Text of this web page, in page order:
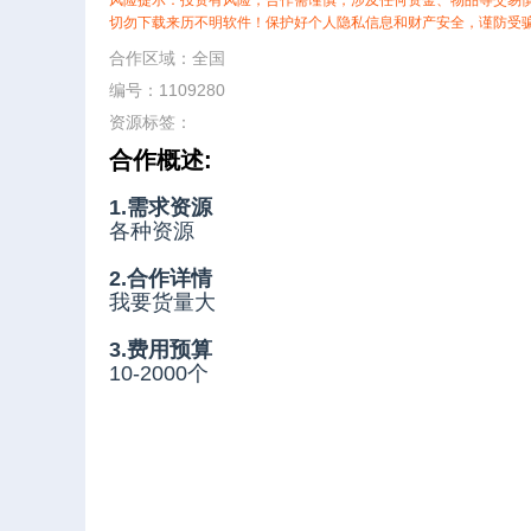
切勿下载来历不明软件！保护好个人隐私信息和财产安全，谨防受
合作区域：全国
编号：1109280
资源标签：
合作概述:
1.需求资源
各种资源
2.合作详情
我要货量大
3.费用预算
10-2000个